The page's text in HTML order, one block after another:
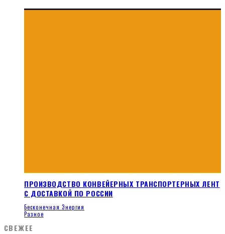
ПРОИЗВОДСТВО КОНВЕЙЕРНЫХ ТРАНСПОРТЕРНЫХ ЛЕНТ
С ДОСТАВКОЙ ПО РОССИИ
Бесконечная Энергия
Разное
СВЕЖЕЕ